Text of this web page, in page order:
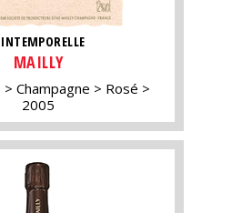
MAILLY
Champagne
Rosé
2005